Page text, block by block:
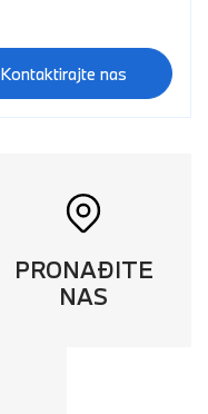
Kontaktirajte nas
PRONAĐITE
NAS